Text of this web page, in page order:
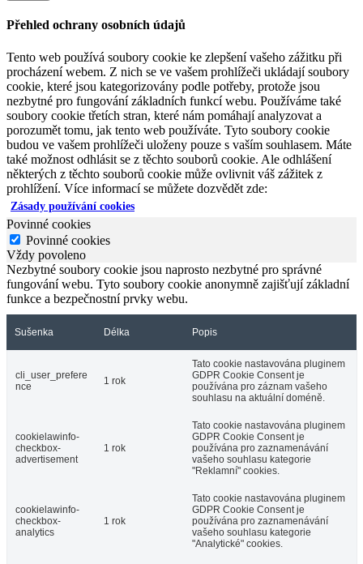
Přehled ochrany osobních údajů
Tento web používá soubory cookie ke zlepšení vašeho zážitku při
procházení webem. Z nich se ve vašem prohlížeči ukládají soubory
cookie, které jsou kategorizovány podle potřeby, protože jsou
nezbytné pro fungování základních funkcí webu. Používáme také
soubory cookie třetích stran, které nám pomáhají analyzovat a
porozumět tomu, jak tento web používáte. Tyto soubory cookie
budou ve vašem prohlížeči uloženy pouze s vaším souhlasem. Máte
také možnost odhlásit se z těchto souborů cookie. Ale odhlášení
některých z těchto souborů cookie může ovlivnit váš zážitek z
prohlížení. Více informací se můžete dozvědět zde:
Zásady používání cookies
Povinné cookies
Povinné cookies
Vždy povoleno
Nezbytné soubory cookie jsou naprosto nezbytné pro správné
fungování webu. Tyto soubory cookie anonymně zajišťují základní
funkce a bezpečnostní prvky webu.
Sušenka Délka Popis
cli_user_prefere
nce
1 rok
Tato cookie nastavována pluginem
GDPR Cookie Consent je
používána pro záznam vašeho
souhlasu na aktuální doméně.
cookielawinfo-
checkbox-
advertisement
1 rok
Tato cookie nastavována pluginem
GDPR Cookie Consent je
používána pro zaznamenávání
vašeho souhlasu kategorie
"Reklamní" cookies.
cookielawinfo-
checkbox-
analytics
1 rok
Tato cookie nastavována pluginem
GDPR Cookie Consent je
používána pro zaznamenávání
vašeho souhlasu kategorie
"Analytické" cookies.